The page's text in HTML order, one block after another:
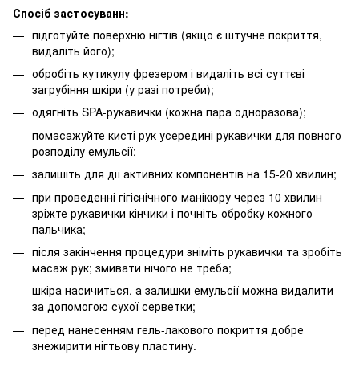
Спосіб застосуванн:
підготуйте поверхню нігтів (якщо є штучне покриття,
видаліть його);
обробіть кутикулу фрезером і видаліть всі суттєві
загрубіння шкіри (у разі потреби);
одягніть SPA-рукавички (кожна пара одноразова);
помасажуйте кисті рук усередині рукавички для повного
розподілу емульсії;
залишіть для дії активних компонентів на 15-20 хвилин;
при проведенні гігієнічного манікюру через 10 хвилин
зріжте рукавички кінчики і почніть обробку кожного
пальчика;
після закінчення процедури зніміть рукавички та зробіть
масаж рук; змивати нічого не треба;
шкіра насичиться, а залишки емульсії можна видалити
за допомогою сухої серветки;
перед нанесенням гель-лакового покриття добре
знежирити нігтьову пластину.